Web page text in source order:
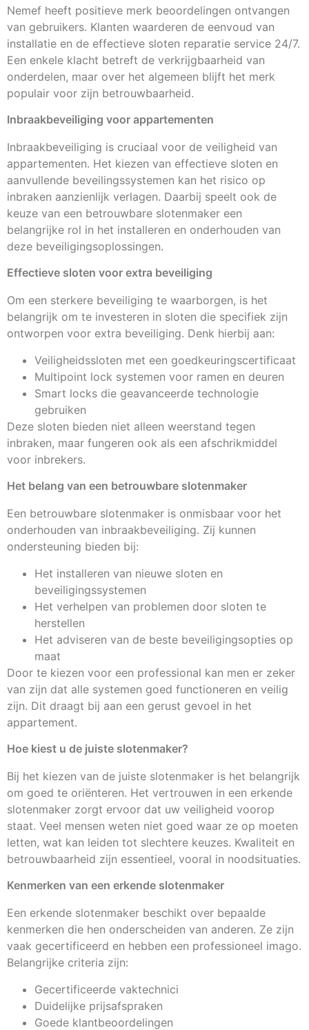
Nemef heeft positieve merk beoordelingen ontvangen
van gebruikers. Klanten waarderen de eenvoud van
installatie en de effectieve sloten reparatie service 24/7.
Een enkele klacht betreft de verkrijgbaarheid van
onderdelen, maar over het algemeen blijft het merk
populair voor zijn betrouwbaarheid.
Inbraakbeveiliging voor appartementen
Inbraakbeveiliging is cruciaal voor de veiligheid van
appartementen. Het kiezen van effectieve sloten en
aanvullende beveilingssystemen kan het risico op
inbraken aanzienlijk verlagen. Daarbij speelt ook de
keuze van een betrouwbare slotenmaker een
belangrijke rol in het installeren en onderhouden van
deze beveiligingsoplossingen.
Effectieve sloten voor extra beveiliging
Om een sterkere beveiliging te waarborgen, is het
belangrijk om te investeren in sloten die specifiek zijn
ontworpen voor extra beveiliging. Denk hierbij aan:
Veiligheidssloten met een goedkeuringscertificaat
Multipoint lock systemen voor ramen en deuren
Smart locks die geavanceerde technologie
gebruiken
Deze sloten bieden niet alleen weerstand tegen
inbraken, maar fungeren ook als een afschrikmiddel
voor inbrekers.
Het belang van een betrouwbare slotenmaker
Een betrouwbare slotenmaker is onmisbaar voor het
onderhouden van inbraakbeveiliging. Zij kunnen
ondersteuning bieden bij:
Het installeren van nieuwe sloten en
beveiligingssystemen
Het verhelpen van problemen door sloten te
herstellen
Het adviseren van de beste beveiligingsopties op
maat
Door te kiezen voor een professional kan men er zeker
van zijn dat alle systemen goed functioneren en veilig
zijn. Dit draagt bij aan een gerust gevoel in het
appartement.
Hoe kiest u de juiste slotenmaker?
Bij het kiezen van de juiste slotenmaker is het belangrijk
om goed te oriënteren. Het vertrouwen in een erkende
slotenmaker zorgt ervoor dat uw veiligheid voorop
staat. Veel mensen weten niet goed waar ze op moeten
letten, wat kan leiden tot slechtere keuzes. Kwaliteit en
betrouwbaarheid zijn essentieel, vooral in noodsituaties.
Kenmerken van een erkende slotenmaker
Een erkende slotenmaker beschikt over bepaalde
kenmerken die hen onderscheiden van anderen. Ze zijn
vaak gecertificeerd en hebben een professioneel imago.
Belangrijke criteria zijn:
Gecertificeerde vaktechnici
Duidelijke prijsafspraken
Goede klantbeoordelingen